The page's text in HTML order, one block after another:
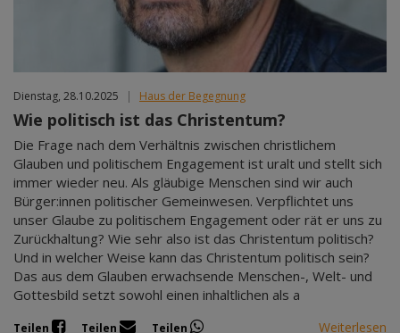
Dienstag, 28.10.2025 | Haus der Begegnung
Wie politisch ist das Christentum?
Die Frage nach dem Verhältnis zwischen christlichem
Glauben und politischem Engagement ist uralt und stellt sich
immer wieder neu. Als gläubige Menschen sind wir auch
Bürger:innen politischer Gemeinwesen. Verpflichtet uns
unser Glaube zu politischem Engagement oder rät er uns zu
Zurückhaltung? Wie sehr also ist das Christentum politisch?
Und in welcher Weise kann das Christentum politisch sein?
Das aus dem Glauben erwachsende Menschen-, Welt- und
Gottesbild setzt sowohl einen inhaltlichen als a
Teilen Teilen Teilen Weiterlesen